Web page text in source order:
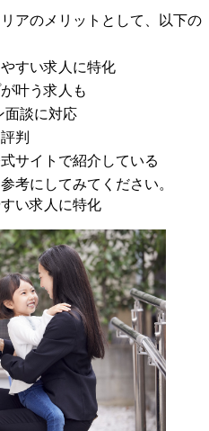
アのメリットとして、以下の
すい求人に特化
叶う求人も
面談に対応
判
サイトで紹介している
考にしてみてください。
い求人に特化